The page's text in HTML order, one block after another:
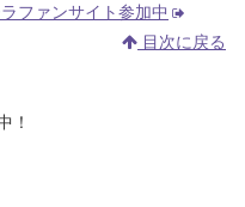
ファンサイト参加中
目次に戻る
！